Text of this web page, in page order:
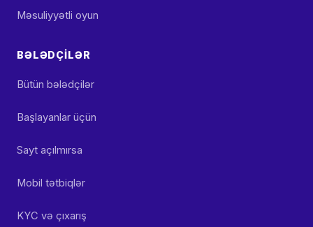
Məsuliyyətli oyun
BƏLƏDÇILƏR
Bütün bələdçilər
Başlayanlar üçün
Sayt açılmırsa
Mobil tətbiqlər
KYC və çıxarış